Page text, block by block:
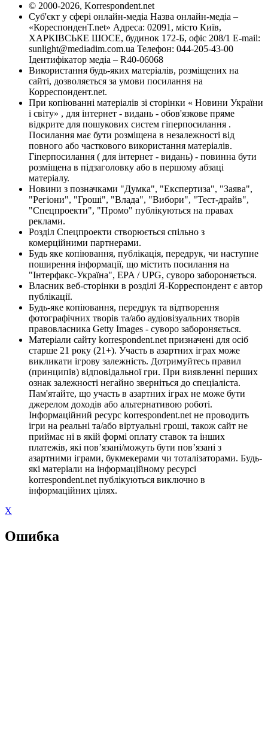
© 2000-2026, Korrespondent.net
Суб'єкт у сфері онлайн-медіа Назва онлайн-медіа –
«КореспонденТ.net» Адреса: 02091, місто Київ,
ХАРКІВСЬКЕ ШОСЕ, будинок 172-Б, офіс 208/1 E-mail:
sunlight@mediadim.com.ua Телефон: 044-205-43-00
Ідентифікатор медіа – R40-06068
Використання будь-яких матеріалів, розміщених на
сайті, дозволяється за умови посилання на
Корреспондент.net.
При копіюванні матеріалів зі сторінки « Новини України
і світу» , для інтернет - видань - обов'язкове пряме
відкрите для пошукових систем гіперпосилання .
Посилання має бути розміщена в незалежності від
повного або часткового використання матеріалів.
Гіперпосилання ( для інтернет - видань) - повинна бути
розміщена в підзаголовку або в першому абзаці
матеріалу.
Новини з позначками "Думка", "Експертиза", "Заява",
"Регіони", "Гроші", "Влада", "Вибори", "Тест-драйв",
"Спецпроекти", "Промо" публікуються на правах
реклами.
Розділ Спецпроекти створюється спільно з
комерційними партнерами.
Будь яке копіювання, публікація, передрук, чи наступне
поширення інформації, що містить посилання на
"Інтерфакс-Україна", EPA / UPG, суворо забороняється.
Власник веб-сторінки в розділі Я-Корреспондент є автор
публікації.
Будь-яке копіювання, передрук та відтворення
фотографічних творів та/або аудіовізуальних творів
правовласника Getty Images - суворо забороняється.
Матеріали сайту korrespondent.net призначені для осіб
старше 21 року (21+). Участь в азартних іграх може
викликати ігрову залежність. Дотримуйтесь правил
(принципів) відповідальної гри. При виявленні перших
ознак залежності негайно зверніться до спеціаліста.
Пам'ятайте, що участь в азартних іграх не може бути
джерелом доходів або альтернативою роботі.
Інформаційний ресурс korrespondent.net не проводить
ігри на реальні та/або віртуальні гроші, також сайт не
приймає ні в якій формі оплату ставок та інших
платежів, які пов’язані/можуть бути пов’язані з
азартними іграми, букмекерами чи тоталізаторами. Будь-
які матеріали на інформаційному ресурсі
korrespondent.net публікуються виключно в
інформаційних цілях.
X
Ошибка